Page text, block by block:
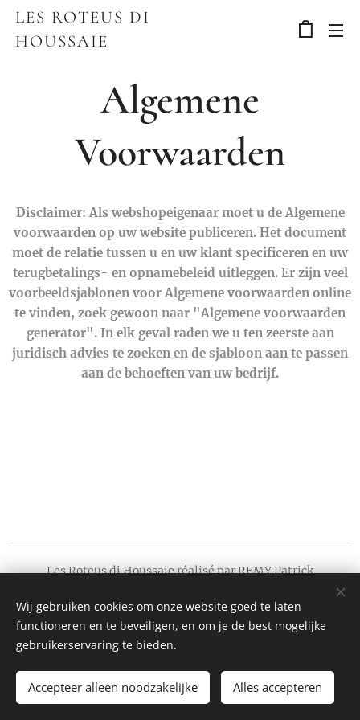
LES ROTEUS DI
HOUSSAIE
Algemene
Voorwaarden
Disclaimer: Als webshopeigenaar moet u de Algemene
voorwaarden op uw website publiceren. Het document
moet de relatie tussen u en uw klant specificeren en uw
terugbetalings- en opnamebeleid uitleggen. Er zijn veel
voorbeeldsjablonen voor Algemene voorwaarden online
te vinden, zoek gewoon naar "Algemene voorwaarden
generator". In elk geval raden we u ten zeerste aan
juridisch advies te zoeken en de sjabloon aan te passen
aan de behoeften van uw bedrijf.
Les Roteus di Houssaie réalisé par REMY Patrick
Laatste update op 22/04/2020
Cookies
Talen
Français
Nederlands English Deutsch
Wij gebruiken cookies om onze website goed te laten
functioneren en te beveiligen, en om je de best mogelijke
gebruikerservaring te bieden.
Accepteer alleen noodzakelijke Alles accepteren